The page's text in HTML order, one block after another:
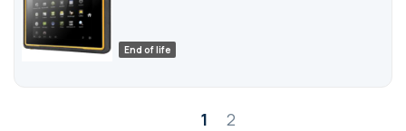
End of life
Pagina1 2